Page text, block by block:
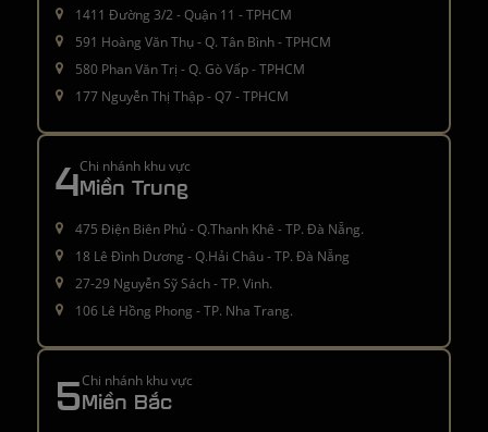
1411 Đường 3/2 - Quận 11 - TPHCM
591 Hoàng Văn Thụ - Q. Tân Bình - TPHCM
580 Phan Văn Trị - Q. Gò Vấp - TPHCM
177 Nguyễn Thị Thập - Q7 - TPHCM
4Chi nhánh khu vực
Miền Trung
475 Điện Biên Phủ - Q.Thanh Khê - TP. Đà Nẵng.
18 Lê Đình Dương - Q.Hải Châu - TP. Đà Nẵng
27-29 Nguyễn Sỹ Sách - TP. Vinh.
106 Lê Hồng Phong - TP. Nha Trang.
5Chi nhánh khu vực
Miền Bắc